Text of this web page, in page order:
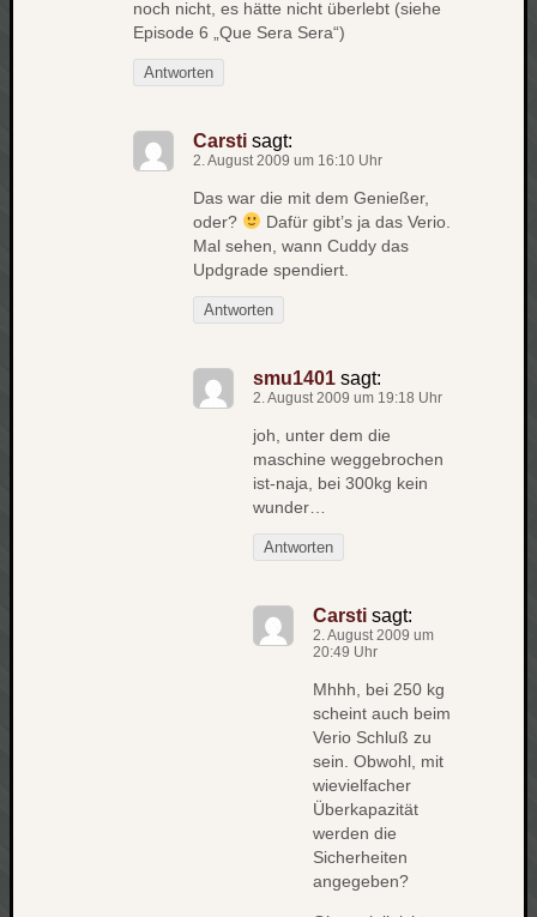
noch nicht, es hätte nicht überlebt (siehe
Episode 6 „Que Sera Sera“)
Antworten
Carsti sagt:
2. August 2009 um 16:10 Uhr
Das war die mit dem Genießer,
oder?
Dafür gibt’s ja das Verio.
Mal sehen, wann Cuddy das
Updgrade spendiert.
Antworten
smu1401 sagt:
2. August 2009 um 19:18 Uhr
joh, unter dem die
maschine weggebrochen
ist-naja, bei 300kg kein
wunder…
Antworten
Carsti sagt:
2. August 2009 um
20:49 Uhr
Mhhh, bei 250 kg
scheint auch beim
Verio Schluß zu
sein. Obwohl, mit
wievielfacher
Überkapazität
werden die
Sicherheiten
angegeben?